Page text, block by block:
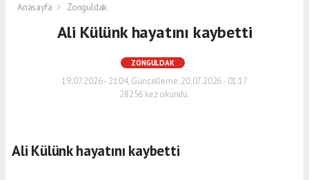
Anasayfa Zonguldak
Ali Külünk hayatını kaybetti
ZONGULDAK
19.07.2026 - 21:04, Güncelleme: 20.07.2026 - 01:17
28256 kez okundu.
Ali Külünk hayatını kaybetti